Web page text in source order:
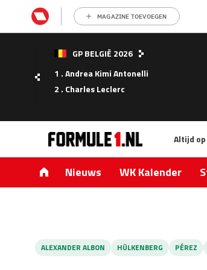
MAGAZINE TOEVOEGEN
GP BELGIË 2026
1 . Andrea Kimi Antonelli
2 . Charles Leclerc
Altijd
Nieuws WK Kalender
ALEXANDER ALBON HÜLKENBERG PÉREZ